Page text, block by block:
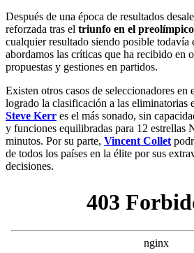
Después de una época de resultados
reforzada tras el triunfo en el preolímpico
cualquier resultado siendo posible todavía
abordamos las críticas que ha recibido en
propuestas y gestiones en partidos.
Existen otros casos de seleccionadores
logrado la clasificación a las eliminatorias
Steve Kerr es el más sonado, sin
y funciones equilibradas para 12 estrellas
minutos. Por su parte, Vincent Collet
de todos los países en la élite por sus
decisiones.